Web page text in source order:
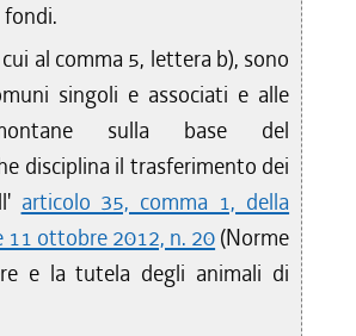
al comma 5, lettera b), sono
singoli e associati e alle
sulla base del
disciplina il trasferimento dei
articolo 35, comma 1, della
11 ottobre 2012, n. 20 (Norme
e la tutela degli animali di